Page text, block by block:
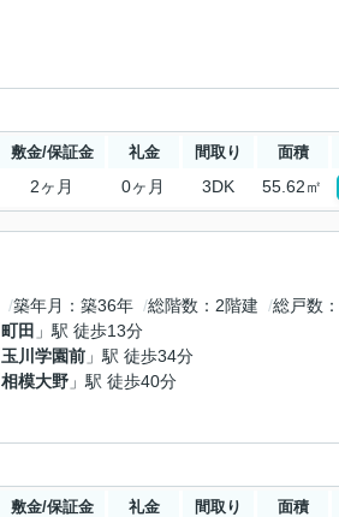
敷金/保証金 礼金 間取り 面積
2ヶ月 0ヶ月 3DK 55.62㎡
築年月 築36年 総階数 2階建 総戸数
町田 」駅 徒歩13分
玉川学園前 」駅 徒歩34分
相模大野 」駅 徒歩40分
敷金/保証金 礼金 間取り 面積